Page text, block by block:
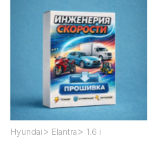
Hyundai > Elantra > 1.6 i